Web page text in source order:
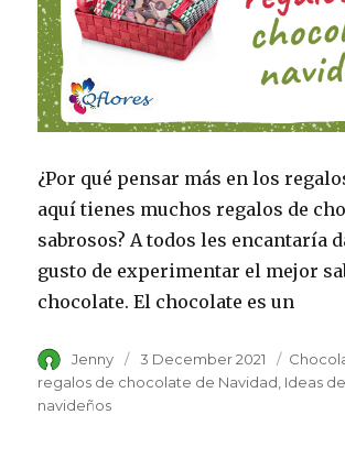
¿Por qué pensar más en los
aquí tienes muchos regalos de
sabrosos? A todos les encantaría
gusto de experimentar el mejor
chocolate. El chocolate es un
Author
Jenny
Posted
on
3 December 2021
regalos de chocolate de Navidad Ideas
navideños